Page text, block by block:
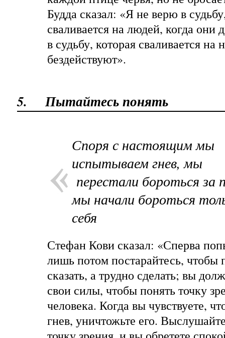
Будда сказал: «Я не верю в
сваливается на людей, когда они
в судьбу, которая сваливается на
бездействуют».
5. Пытайтесь понять
Споря с настоящим мы
испытываем гнев, мы
перестали бороться за
мы начали бороться
себя
Стефан Кови сказал: «Сперва
лишь потом постарайтесь, чтобы
сказать, а трудно сделать; вы
свои силы, чтобы понять точку
человека. Когда вы чувствуете,
гнев, уничтожьте его.